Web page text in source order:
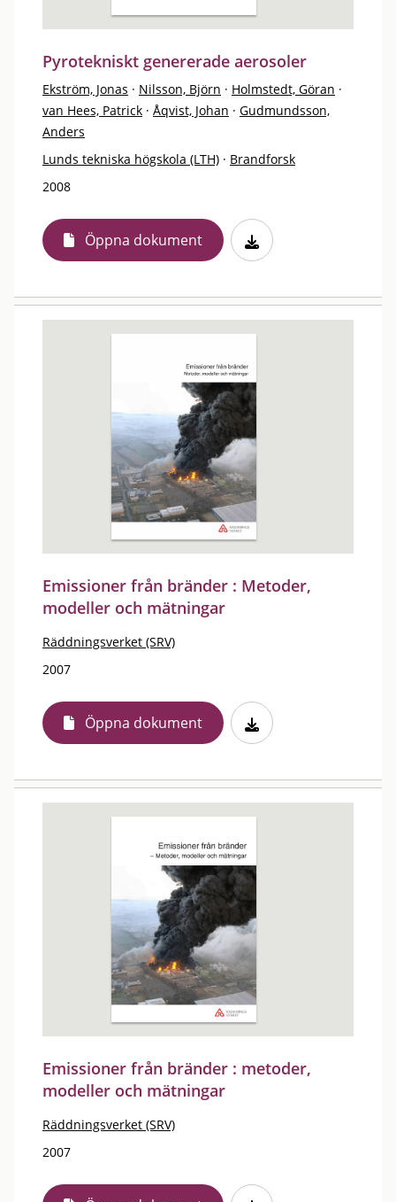
Pyrotekniskt genererade aerosoler
Ekström, Jonas · Nilsson, Björn · Holmstedt, Göran ·
van Hees, Patrick · Åqvist, Johan · Gudmundsson,
Anders
Lunds tekniska högskola (LTH) · Brandforsk
2008
Öppna dokument
Emissioner från bränder : Metoder,
modeller och mätningar
Räddningsverket (SRV)
2007
Öppna dokument
Emissioner från bränder : metoder,
modeller och mätningar
Räddningsverket (SRV)
2007